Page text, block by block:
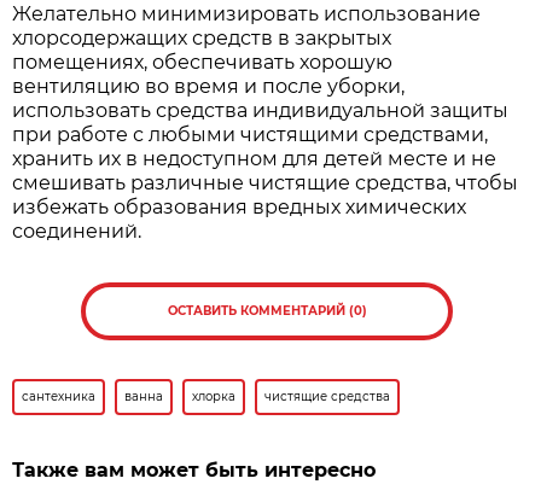
Желательно минимизировать использование
хлорсодержащих средств в закрытых
помещениях, обеспечивать хорошую
вентиляцию во время и после уборки,
использовать средства индивидуальной защиты
при работе с любыми чистящими средствами,
хранить их в недоступном для детей месте и не
смешивать различные чистящие средства, чтобы
избежать образования вредных химических
соединений.
ОСТАВИТЬ КОММЕНТАРИЙ (0)
сантехника ванна хлорка чистящие средства
Также вам может быть интересно